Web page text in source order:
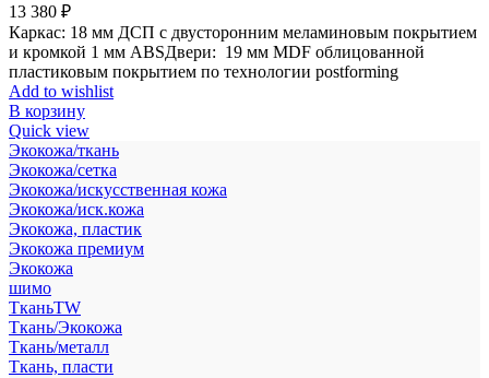
13 380 ₽
Каркас: 18 мм ДСП с двусторонним меламиновым покрытием
и кромкой 1 мм ABSДвери: 19 мм MDF облицованной
пластиковым покрытием по технологии postforming
Add to wishlist
В корзину
Quick view
Экокожа/ткань
Экокожа/сетка
Экокожа/искусственная кожа
Экокожа/иск.кожа
Экокожа, пластик
Экокожа премиум
Экокожа
шимо
ТканьTW
Ткань/Экокожа
Ткань/металл
Ткань, пласти